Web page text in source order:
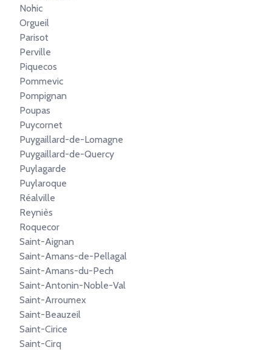
Nohic
Orgueil
Parisot
Perville
Piquecos
Pommevic
Pompignan
Poupas
Puycornet
Puygaillard-de-Lomagne
Puygaillard-de-Quercy
Puylagarde
Puylaroque
Réalville
Reyniès
Roquecor
Saint-Aignan
Saint-Amans-de-Pellagal
Saint-Amans-du-Pech
Saint-Antonin-Noble-Val
Saint-Arroumex
Saint-Beauzeil
Saint-Cirice
Saint-Cirq